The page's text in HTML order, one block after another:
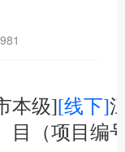
981
本级][线下]
目（项目编